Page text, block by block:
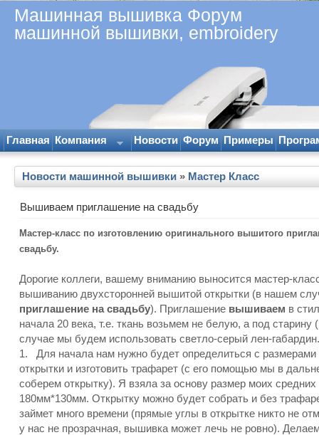
Машинная вышивка Форум
машинной вышивки, embroidery
Главная Компания Новости Форум Примеры
Новости машинной вышивки » Мастер Класс
Вышиваем приглашение на свадьбу
Мастер-класс по изготовлению оригинального вышитого
свадьбу.
Дорогие коллеги, вашему вниманию выносится мастер-
вышиванию двухсторонней вышитой открытки (в нашем
приглашение на свадьбу). Приглашение вышиваем в
начала 20 века, т.е. ткань возьмем не белую, а под старину
случае мы будем использовать светло-серый лен-габардин.
1. Для начала нам нужно будет определиться с
открытки и изготовить трафарет (с его помощью мы в
соберем открытку). Я взяла за основу размер моих
180мм*130мм. Открытку можно будет собрать и без
займет много времени (прямые углы в открытке никто не
у нас не прозрачная, вышивка может лечь не ровно).